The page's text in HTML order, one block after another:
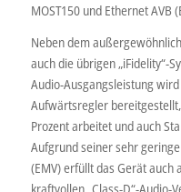
MOST150 und Ethernet AVB
Neben dem
auch die übrigen „iFidelity“-
Audio-Ausgangsleistung
Aufwärtsregler
Prozent arbeitet und auch
Aufgrund seiner sehr
(EMV) erfüllt das Gerät auch
kraftvollen „Class-D“-